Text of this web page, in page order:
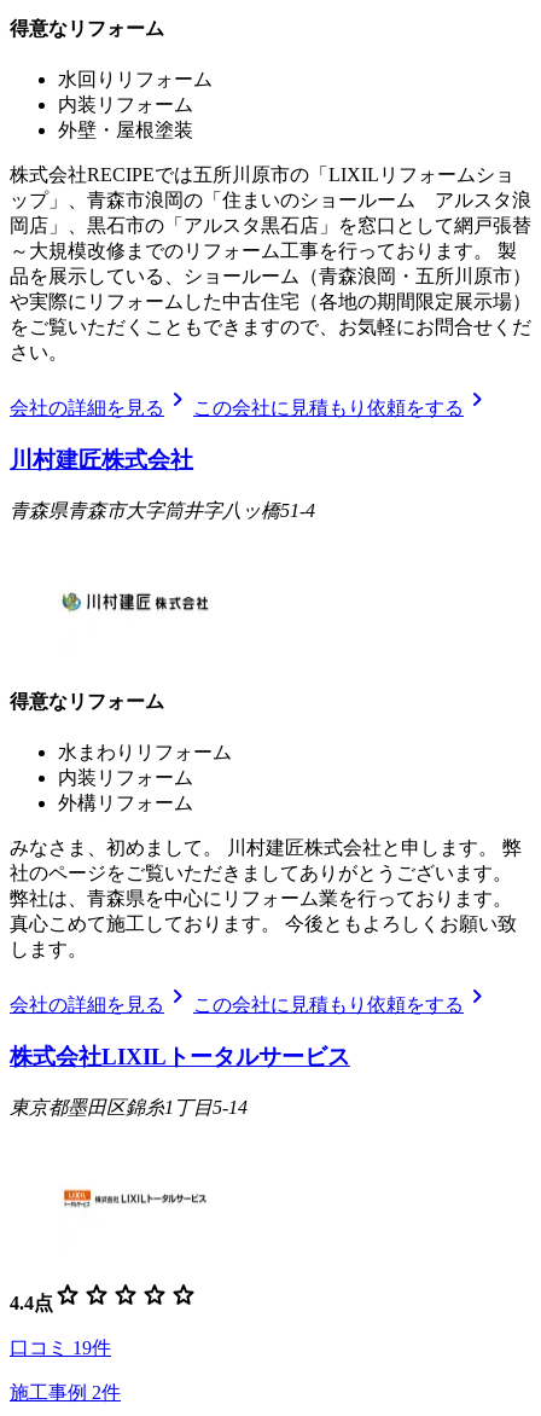
得意なリフォーム
水回りリフォーム
内装リフォーム
外壁・屋根塗装
株式会社RECIPEでは五所川原市の「LIXILリフォームショ
ップ」、青森市浪岡の「住まいのショールーム アルスタ浪
岡店」、黒石市の「アルスタ黒石店」を窓口として網戸張替
～大規模改修までのリフォーム工事を行っております。 製
品を展示している、ショールーム（青森浪岡・五所川原市）
や実際にリフォームした中古住宅（各地の期間限定展示場）
をご覧いただくこともできますので、お気軽にお問合せくだ
さい。
会社の詳細を見る chevron_right この会社に見積もり依頼をする chevron_right
川村建匠株式会社
青森県青森市大字筒井字八ッ橋51-4
得意なリフォーム
水まわりリフォーム
内装リフォーム
外構リフォーム
みなさま、初めまして。 川村建匠株式会社と申します。 弊
社のページをご覧いただきましてありがとうございます。
弊社は、青森県を中心にリフォーム業を行っております。
真心こめて施工しております。 今後ともよろしくお願い致
します。
会社の詳細を見る chevron_right この会社に見積もり依頼をする chevron_right
株式会社LIXILトータルサービス
東京都墨田区錦糸1丁目5-14
4.4点 star star star star star
口コミ 19件
施工事例 2件